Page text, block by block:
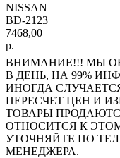
NISSAN
BD-2123
7468,00
р.
ВНИМАНИЕ!!! МЫ
В ДЕНЬ, НА 99%
ИНОГДА
ПЕРЕСЧЕТ ЦЕН И
ТОВАРЫ
ОТНОСИТСЯ К
УТОЧНЯЙТЕ ПО
МЕНЕДЖЕРА.